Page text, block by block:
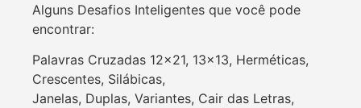
Alguns Desafios Inteligentes que você pode
encontrar:
Palavras Cruzadas 12×21, 13×13, Herméticas,
Crescentes, Silábicas,
Janelas, Duplas, Variantes, Cair das Letras,